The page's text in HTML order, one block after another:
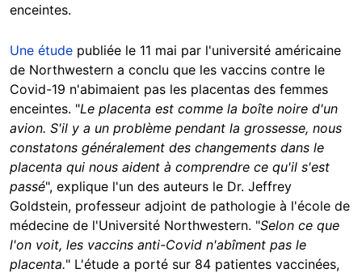
enceintes.
Une étude publiée le 11 mai par l'université américaine
de Northwestern a conclu que les vaccins contre le
Covid-19 n'abimaient pas les placentas des femmes
enceintes. "Le placenta est comme la boîte noire d'un
avion. S'il y a un problème pendant la grossesse, nous
constatons généralement des changements dans le
placenta qui nous aident à comprendre ce qu'il s'est
passé", explique l'un des auteurs le Dr. Jeffrey
Goldstein, professeur adjoint de pathologie à l'école de
médecine de l'Université Northwestern. "Selon ce que
l'on voit, les vaccins anti-Covid n'abîment pas le
placenta." L'étude a porté sur 84 patientes vaccinées,